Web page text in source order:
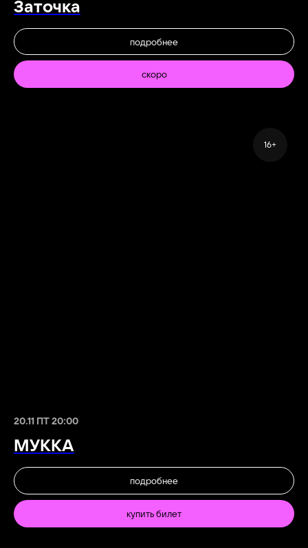
Заточка
подробнее
скоро
16+
20.11 ПТ 20:00
МУККА
подробнее
купить билет